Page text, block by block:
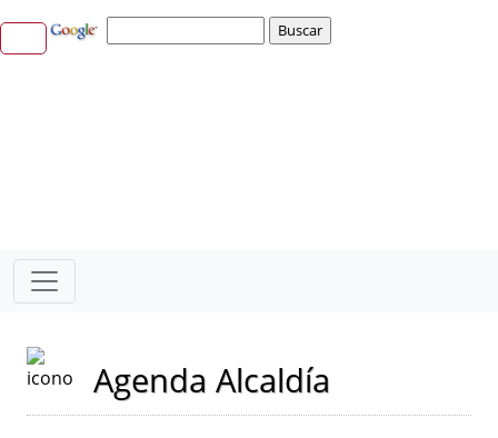
Agenda Alcaldía